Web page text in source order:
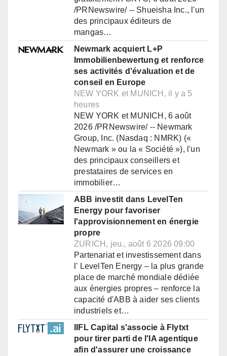
/PRNewswire/ -- Shueisha Inc., l'un
des principaux éditeurs de
mangas…
Newmark acquiert L+P
Immobilienbewertung et renforce
ses activités d'évaluation et de
conseil en Europe
NEW YORK et MUNICH, il y a 5
heures
NEW YORK et MUNICH, 6 août
2026 /PRNewswire/ -- Newmark
Group, Inc. (Nasdaq : NMRK) («
Newmark » ou la « Société »), l'un
des principaux conseillers et
prestataires de services en
immobilier…
ABB investit dans LevelTen
Energy pour favoriser
l'approvisionnement en énergie
propre
ZURICH, jeu., août 6 2026 09:00
Partenariat et investissement dans
l' LevelTen Energy – la plus grande
place de marché mondiale dédiée
aux énergies propres – renforce la
capacité d'ABB à aider ses clients
industriels et…
IIFL Capital s'associe à Flytxt
pour tirer parti de l'IA agentique
afin d'assurer une croissance